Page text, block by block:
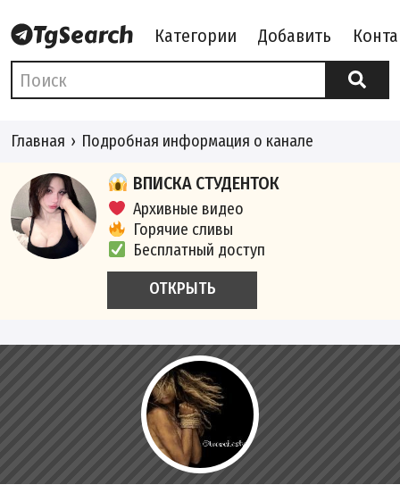
Категории Добавить
Главная Подробная информация о канале
ВПИСКА СТУДЕНТОК
Архивные видео
Горячие сливы
Бесплатный доступ
ОТКРЫТЬ